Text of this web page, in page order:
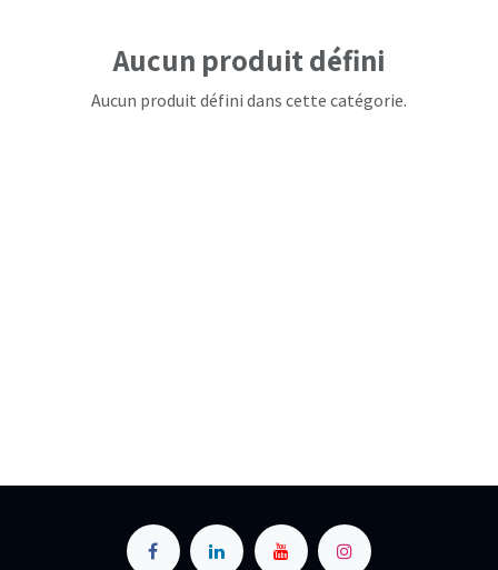
Aucun produit défini
Aucun produit défini dans cette catégorie.